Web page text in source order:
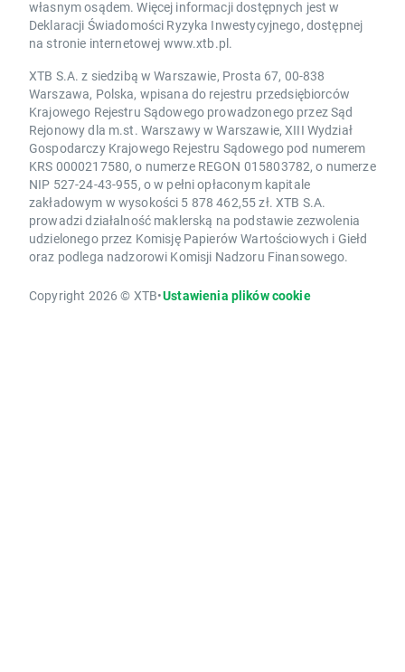
własnym osądem. Więcej informacji dostępnych jest w
Deklaracji Świadomości Ryzyka Inwestycyjnego, dostępnej
na stronie internetowej www.xtb.pl.
XTB S.A. z siedzibą w Warszawie, Prosta 67, 00-838
Warszawa, Polska, wpisana do rejestru przedsiębiorców
Krajowego Rejestru Sądowego prowadzonego przez Sąd
Rejonowy dla m.st. Warszawy w Warszawie, XIII Wydział
Gospodarczy Krajowego Rejestru Sądowego pod numerem
KRS 0000217580, o numerze REGON 015803782, o numerze
NIP 527-24-43-955, o w pełni opłaconym kapitale
zakładowym w wysokości 5 878 462,55 zł. XTB S.A.
prowadzi działalność maklerską na podstawie zezwolenia
udzielonego przez Komisję Papierów Wartościowych i Giełd
oraz podlega nadzorowi Komisji Nadzoru Finansowego.
Copyright 2026 © XTB•Ustawienia plików cookie